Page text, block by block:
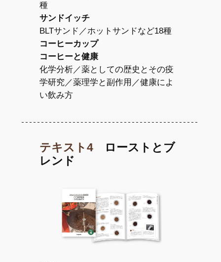
種
サンドイッチ
BLTサンド／ホットサンドなど18種
コーヒーカップ
コーヒーと健康
化学分析／薬としての歴史とその疫
学研究／薬理学と副作用／健康によ
い飲み方
テキスト4
ローストとブ
レンド